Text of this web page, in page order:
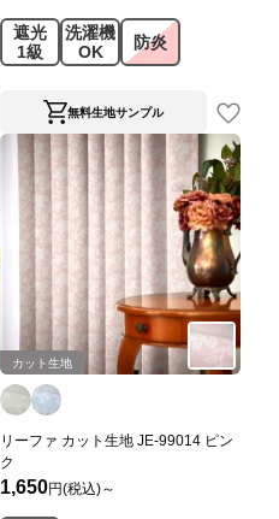
遮光
1級
洗濯機
OK
防炎
無料生地サンプル
カット生地
リーファ カット生地 JE-99014 ピン
ク
1,650円(税込)～